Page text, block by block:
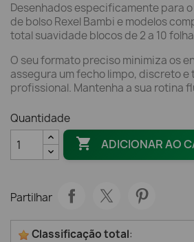
Desenhados especificamente para
de bolso Rexel Bambi e modelos
total suavidade blocos de 2 a 10
O seu formato preciso minimiza os
assegura um fecho limpo, discreto e
profissional. Mantenha a sua rotina
Quantidade
 ADICIONAR AO
Partilhar
Classificação total: